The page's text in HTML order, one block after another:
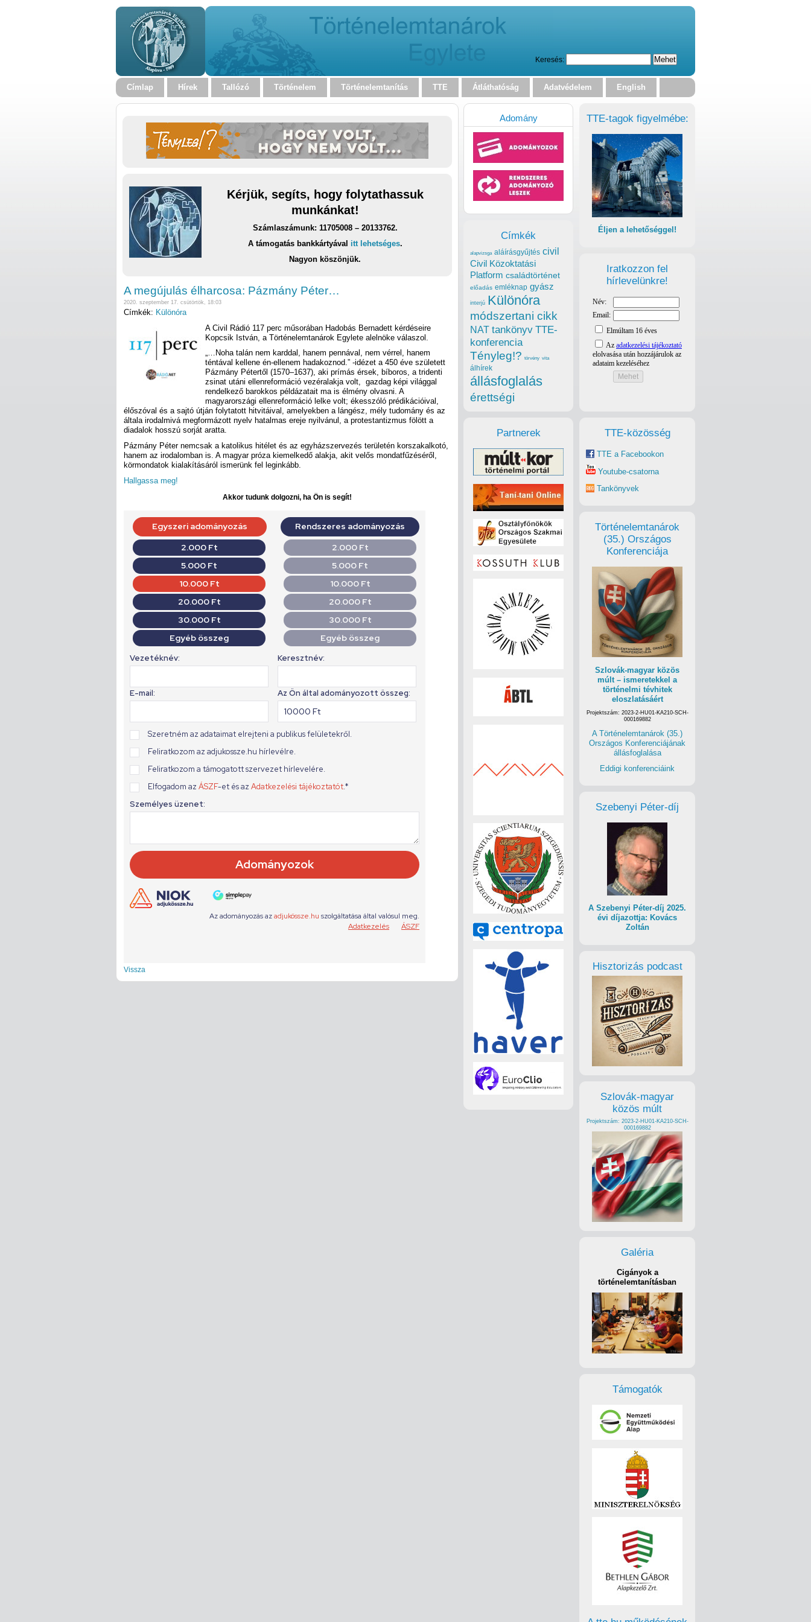
Keresés:
Címlap Hírek Tallózó Történelem Történelemtanítás TTE Átláthatóság Adatvédelem English
Kérjük, segíts, hogy folytathassuk
munkánkat!
Számlaszámunk: 11705008 – 20133762.
A támogatás bankkártyával itt lehetséges.
Nagyon köszönjük.
A megújulás élharcosa: Pázmány Péter…
2020. szeptember 17. csütörtök, 18:03
Címkék: Különóra
A Civil Rádió 117 perc műsorában Hadobás Bernadett kérdéseire
Kopcsik István, a Történelemtanárok Egylete alelnöke válaszol.
„…Noha talán nem karddal, hanem pennával, nem vérrel, hanem
téntával kellene én-ellenem hadakoznod.” -idézet a 450 éve született
Pázmány Pétertől (1570–1637), aki prímás érsek, bíboros, a tridenti
zsinat utáni ellenreformáció vezéralakja volt, gazdag képi világgal
rendelkező barokkos példázatait ma is élmény olvasni. A
magyarországi ellenreformáció lelke volt; ékesszóló prédikációival,
élőszóval és a sajtó útján folytatott hitvitáival, amelyekben a lángész, mély tudomány és az
általa irodalmivá megformázott nyelv hatalmas ereje nyilvánul, a protestantizmus fölött a
diadalok hosszú sorját aratta.
Pázmány Péter nemcsak a katolikus hitélet és az egyházszervezés területén korszakalkotó,
hanem az irodalomban is. A magyar próza kiemelkedő alakja, akit velős mondatfűzéséről,
körmondatok kialakításáról ismerünk fel leginkább.
Hallgassa meg!
Akkor tudunk dolgozni, ha Ön is segít!
Vissza
TTE-tagok figyelmébe:
Éljen a lehetőséggel!
Iratkozzon fel
hírlevelünkre!
TTE-közösség
TTE a Facebookon
Youtube-csatorna
Tankönyvek
Történelemtanárok
(35.) Országos
Konferenciája
Szlovák-magyar közös
múlt – ismeretekkel a
történelmi tévhitek
eloszlatásáért
Projektszám: 2023-2-HU01-KA210-SCH-
000169882
A Történelemtanárok (35.)
Országos Konferenciájának
állásfoglalása
Eddigi konferenciáink
Szebenyi Péter-díj
A Szebenyi Péter-díj 2025.
évi díjazottja: Kovács
Zoltán
Hisztorizás podcast
Szlovák-magyar
közös múlt
Projektszám: 2023-2-HU01-KA210-SCH-
000169882
Galéria
Cigányok a
történelemtanításban
Támogatók
Adomány
Címkék
alapvizsga aláírásgyűjtés civil
Civil Közoktatási
Platform családtörténet
előadás emléknap gyász
interjú Különóra
módszertani cikk
NAT tankönyv TTE-
konferencia
Tényleg!? törvény vita
álhírek
állásfoglalás
érettségi
Partnerek